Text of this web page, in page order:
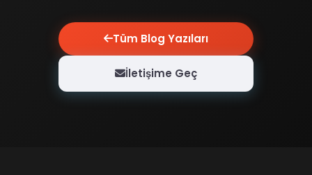
Tüm Blog Yazıları
İletişime Geç